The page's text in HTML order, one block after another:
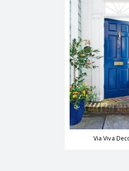
Via Viva